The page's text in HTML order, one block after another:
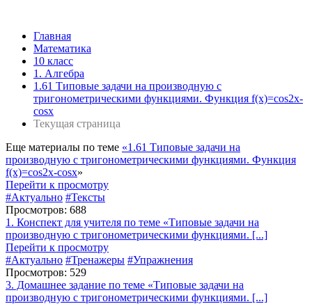
Главная
Математика
10 класс
1. Алгебра
1.61 Типовые задачи на производную с
тригонометрическими функциями. Функция f(x)=cos2x-
cosx
Текущая страница
Еще материалы по теме «1.61 Типовые задачи на
производную с тригонометрическими функциями. Функция
f(x)=cos2x-cosx»
Перейти к просмотру
#Актуально #Тексты
Просмотров: 688
1. Конспект для учителя по теме «Типовые задачи на
производную с тригонометрическими функциями. [...]
Перейти к просмотру
#Актуально #Тренажеры #Упражнения
Просмотров: 529
3. Домашнее задание по теме «Типовые задачи на
производную с тригонометрическими функциями. [...]